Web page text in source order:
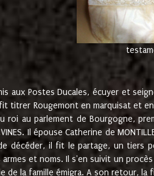
aux Postes Ducales, écuyer et
fit titrer Rougemont en marquisat et
roi au parlement de Bourgogne,
Il épouse Catherine de
décéder, il fit le partage, un tiers
armes et noms. Il s'en suivit un
de la famille émigra. A son retour,